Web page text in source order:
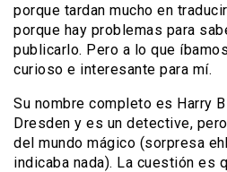
porque tardan mucho en
porque hay problemas para
publicarlo. Pero a lo que
curioso e interesante para mí.
Su nombre completo es Harry
Dresden y es un detective,
del mundo mágico (sorpresa
indicaba nada). La cuestión es